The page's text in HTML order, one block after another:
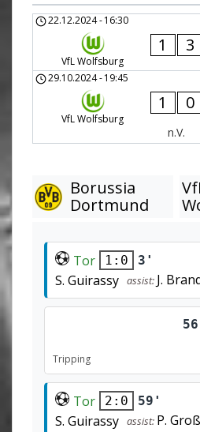
22.12.2024-16:30
VfL Wolfsburg
1 3
29.10.2024-19:45
VfL Wolfsburg
1 0
n.V.
Borussia
Dortmund
Tor 1:0 3'
S. Guirassy assist: J.
Tripping
Tor 2:0 59'
S. Guirassy assist: P. Groß